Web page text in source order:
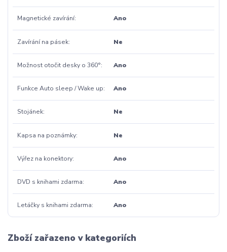
Magnetické zavírání Ano
Zavírání na pásek Ne
Možnost otočit desky o 360° Ano
Funkce Auto sleep / Wake up Ano
Stojánek Ne
Kapsa na poznámky Ne
Výřez na konektory Ano
DVD s knihami zdarma Ano
Letáčky s knihami zdarma Ano
Zboží zařazeno v kategoriích